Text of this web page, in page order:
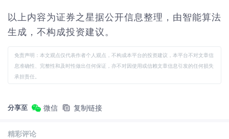
以上内容为证券之星据公开信息整理，由智能算法
生成，不构成投资建议。
免责声明：本文观点仅代表作者个人观点，不构成本平台的投资建议，本平台不对文章信
息准确性、完整性和及时性做出任何保证，亦不对因使用或信赖文章信息引发的任何损失
承担责任。
分享至 微信 复制链接
精彩评论